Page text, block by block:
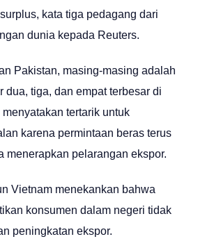
kata tiga pedagang dari
dunia kepada Reuters.
Pakistan, masing-masing adalah
dua, tiga, dan empat terbesar di
tertarik untuk
karena permintaan beras terus
menerapkan pelarangan ekspor.
Vietnam menekankan bahwa
konsumen dalam negeri tidak
peningkatan ekspor.